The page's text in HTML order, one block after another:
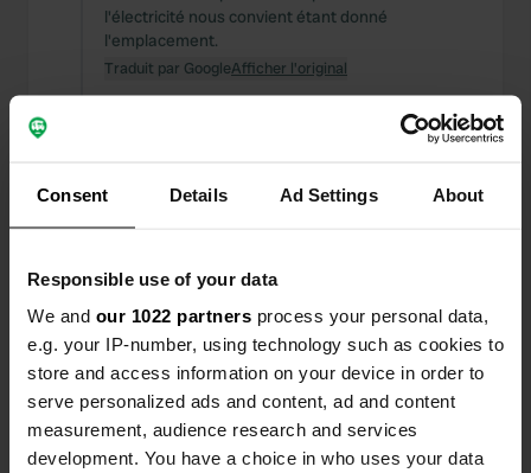
Consent Details Ad Settings About
Responsible use of your data
We and our 1022 partners process your personal data,
e.g. your IP-number, using technology such as cookies to
store and access information on your device in order to
serve personalized ads and content, ad and content
measurement, audience research and services
development. You have a choice in who uses your data
l'électricité nous convient étant donné
l'emplacement.
Traduit par GoogleAfficher l'original
il y a presque 3 ans
Bel endroit mais comme toujours trop cher en
raison des options « nécessaires » de nos jours.
28 ans sur la route et toujours pas besoin de
allons arrêter d'utiliser le camping-car grâce à la
nouvelle génération de « campeurs » qui foutent
tout en l'air et veulent de plus en plus de luxe.
Traduit par GoogleAfficher l'original
Ajout d'une photo à un
emplacement
—il y a presque